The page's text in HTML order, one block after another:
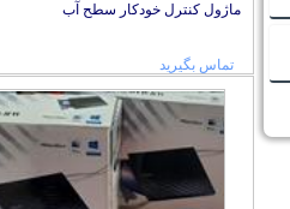
ماژول کنترل خودکار سطح آب
تماس بگیرید